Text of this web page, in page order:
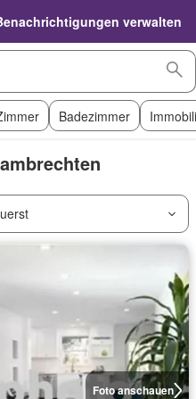
verwalten
Badezimmer
Foto anschauen